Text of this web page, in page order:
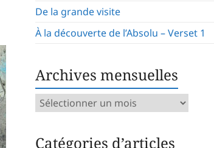
De la grande visite
À la découverte de l’Absolu – Verset 1
Archives mensuelles
Archives
Catégories d’articles